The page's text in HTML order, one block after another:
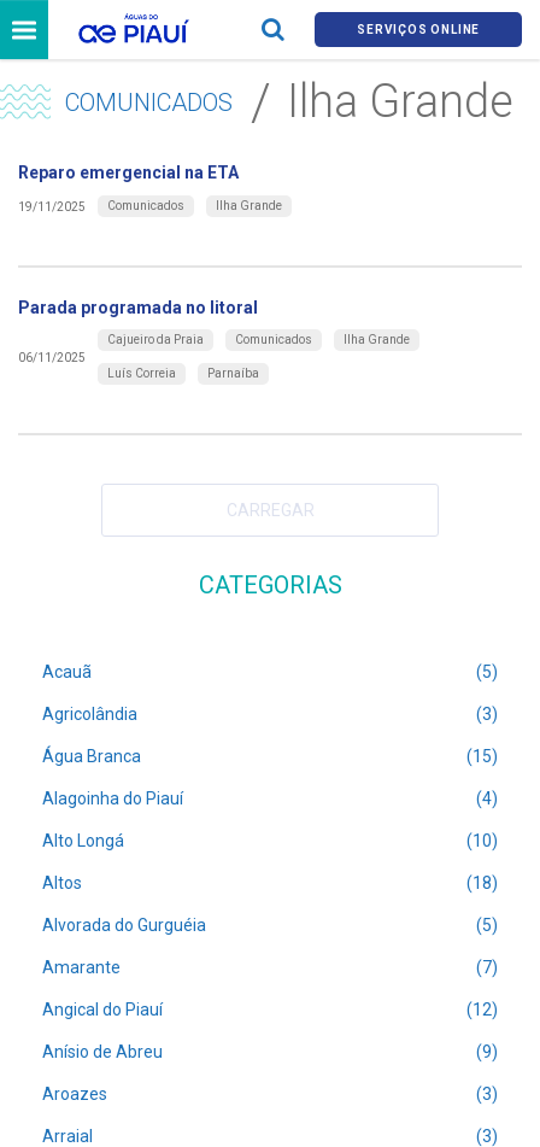
SERVIÇOS ONLINE
COMUNICADOS Ilha Grande
Reparo emergencial na ETA
19/11/2025 Comunicados Ilha Grande
Parada programada no litoral
06/11/2025
Cajueiro da Praia Comunicados Ilha Grande
Luís Correia Parnaíba
CARREGAR
CATEGORIAS
Acauã (5)
Agricolândia (3)
Água Branca (15)
Alagoinha do Piauí (4)
Alto Longá (10)
Altos (18)
Alvorada do Gurguéia (5)
Amarante (7)
Angical do Piauí (12)
Anísio de Abreu (9)
Aroazes (3)
Arraial (3)